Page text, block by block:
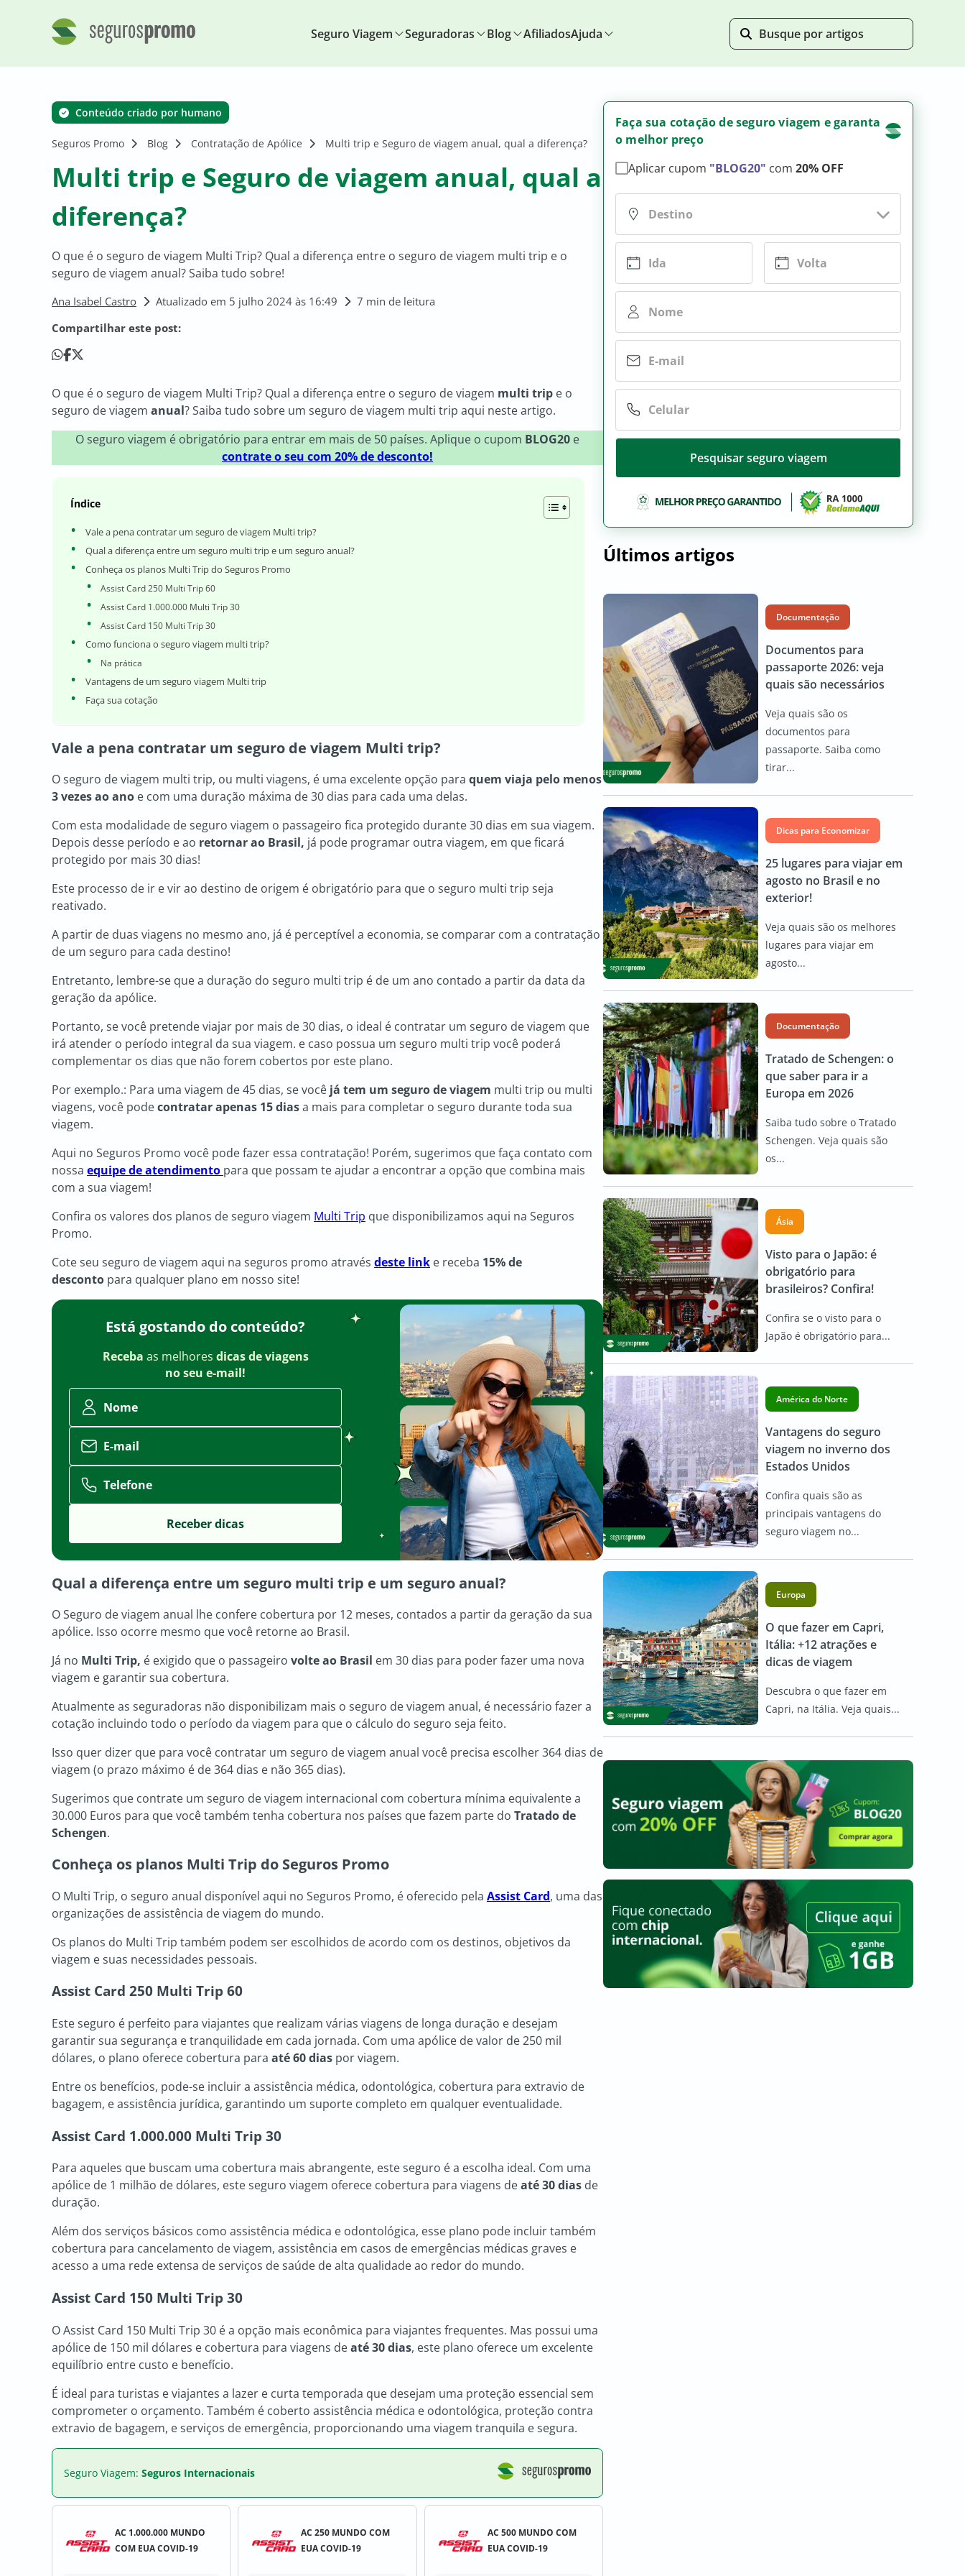
Seguro Viagem Seguradoras Blog AfiliadosAjuda
Conteúdo criado por humano
Seguros Promo Blog Contratação de Apólice Multi trip e Seguro de viagem anual, qual a diferença?
Multi trip e Seguro de viagem anual, qual a
diferença?
O que é o seguro de viagem Multi Trip? Qual a diferença entre o seguro de viagem multi trip e o
seguro de viagem anual? Saiba tudo sobre!
Ana Isabel Castro Atualizado em 5 julho 2024 às 16:49
7 min de leitura
Compartilhar este post:
O que é o seguro de viagem Multi Trip? Qual a diferença entre o seguro de viagem multi trip e o
seguro de viagem anual? Saiba tudo sobre um seguro de viagem multi trip aqui neste artigo.
O seguro viagem é obrigatório para entrar em mais de 50 países. Aplique o cupom BLOG20 e
contrate o seu com 20% de desconto!
Índice
Vale a pena contratar um seguro de viagem Multi trip?
Qual a diferença entre um seguro multi trip e um seguro anual?
Conheça os planos Multi Trip do Seguros Promo
Assist Card 250 Multi Trip 60
Assist Card 1.000.000 Multi Trip 30
Assist Card 150 Multi Trip 30
Como funciona o seguro viagem multi trip?
Na prática
Vantagens de um seguro viagem Multi trip
Faça sua cotação
Vale a pena contratar um seguro de viagem Multi trip?
O seguro de viagem multi trip, ou multi viagens, é uma excelente opção para quem viaja pelo menos
3 vezes ao ano e com uma duração máxima de 30 dias para cada uma delas.
Com esta modalidade de seguro viagem o passageiro fica protegido durante 30 dias em sua viagem.
Depois desse período e ao retornar ao Brasil, já pode programar outra viagem, em que ficará
protegido por mais 30 dias!
Este processo de ir e vir ao destino de origem é obrigatório para que o seguro multi trip seja
reativado.
A partir de duas viagens no mesmo ano, já é perceptível a economia, se comparar com a contratação
de um seguro para cada destino!
Entretanto, lembre-se que a duração do seguro multi trip é de um ano contado a partir da data da
geração da apólice.
Portanto, se você pretende viajar por mais de 30 dias, o ideal é contratar um seguro de viagem que
irá atender o período integral da sua viagem. e caso possua um seguro multi trip você poderá
complementar os dias que não forem cobertos por este plano.
Por exemplo.: Para uma viagem de 45 dias, se você já tem um seguro de viagem multi trip ou multi
viagens, você podecontratar apenas 15 diasa mais para completar o seguro durante toda sua
viagem.
Aqui no Seguros Promo você pode fazer essa contratação! Porém, sugerimos que faça contato com
nossa equipe de atendimento para que possam te ajudar a encontrar a opção que combina mais
com a sua viagem!
Confira os valores dos planos de seguro viagem Multi Trip que disponibilizamos aqui na Seguros
Promo.
Cote seu seguro de viagem aqui na seguros promo através deste link e receba 15% de
desconto para qualquer plano em nosso site!
Está gostando do conteúdo?
Receba as melhores dicas de viagens
no seu e-mail!
Nome
E-mail
Telefone
Qual a diferença entre um seguro multi trip e um seguro anual?
O Seguro de viagem anual lhe confere cobertura por 12 meses, contados a partir da geração da sua
apólice. Isso ocorre mesmo que você retorne ao Brasil.
Já no Multi Trip, é exigido que o passageiro volte ao Brasil em 30 dias para poder fazer uma nova
viagem e garantir sua cobertura.
Atualmente as seguradoras não disponibilizam mais o seguro de viagem anual, é necessário fazer a
cotação incluindo todo o período da viagem para que o cálculo do seguro seja feito.
Isso quer dizer que para você contratar um seguro de viagem anual você precisa escolher 364 dias de
viagem (o prazo máximo é de 364 dias e não 365 dias).
Sugerimos que contrate um seguro de viagem internacional com cobertura mínima equivalente a
30.000 Euros para que você também tenha cobertura nos países que fazem parte do Tratado de
Schengen.
Conheça os planos Multi Trip do Seguros Promo
O Multi Trip, o seguro anual disponível aqui no Seguros Promo, é oferecido pela Assist Card, uma das
organizações de assistência de viagem do mundo.
Os planos do Multi Trip também podem ser escolhidos de acordo com os destinos, objetivos da
viagem e suas necessidades pessoais.
Assist Card 250 Multi Trip 60
Este seguro é perfeito para viajantes que realizam várias viagens de longa duração e desejam
garantir sua segurança e tranquilidade em cada jornada. Com uma apólice de valor de 250 mil
dólares, o plano oferece cobertura para até 60 dias por viagem.
Entre os benefícios, pode-se incluir a assistência médica, odontológica, cobertura para extravio de
bagagem, e assistência jurídica, garantindo um suporte completo em qualquer eventualidade.
Assist Card 1.000.000 Multi Trip 30
Para aqueles que buscam uma cobertura mais abrangente, este seguro é a escolha ideal. Com uma
apólice de 1 milhão de dólares, este seguro viagem oferece cobertura para viagens deaté 30 dias de
duração.
Além dos serviços básicos como assistência médica e odontológica, esse plano pode incluir também
cobertura para cancelamento de viagem, assistência em casos de emergências médicas graves e
acesso a uma rede extensa de serviços de saúde de alta qualidade ao redor do mundo.
Assist Card 150 Multi Trip 30
O Assist Card 150 Multi Trip 30 é a opção mais econômica para viajantes frequentes. Mas possui uma
apólice de 150 mil dólares e cobertura para viagens deaté 30 dias, este plano oferece um excelente
equilíbrio entre custo e benefício.
É ideal para turistas e viajantes a lazer e curta temporada que desejam uma proteção essencial sem
comprometer o orçamento. Também é coberto assistência médica e odontológica, proteção contra
extravio de bagagem, e serviços de emergência, proporcionando uma viagem tranquila e segura.
Seguro Viagem: Seguros Internacionais
AC 1.000.000 MUNDO
COM EUA COVID-19
AC 250 MUNDO COM
EUA COVID-19
AC 500 MUNDO COM
EUA COVID-19
Faça sua cotação de seguro viagem e garanta
o melhor preço
Aplicar cupom "BLOG20" com 20% OFF
Pesquisar seguro viagem
Últimos artigos
Documentação
Documentos para
passaporte 2026: veja
quais são necessários
Veja quais são os
documentos para
passaporte. Saiba como
tirar...
Dicas para Economizar
25 lugares para viajar em
agosto no Brasil e no
exterior!
Veja quais são os melhores
lugares para viajar em
agosto...
Documentação
Tratado de Schengen: o
que saber para ir a
Europa em 2026
Saiba tudo sobre o Tratado
Schengen. Veja quais são
os...
Ásia
Visto para o Japão: é
obrigatório para
brasileiros? Confira!
Confira se o visto para o
Japão é obrigatório para...
América do Norte
Vantagens do seguro
viagem no inverno dos
Estados Unidos
Confira quais são as
principais vantagens do
seguro viagem no...
Europa
O que fazer em Capri,
Itália: +12 atrações e
dicas de viagem
Descubra o que fazer em
Capri, na Itália. Veja quais...